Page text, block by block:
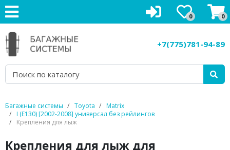
0 0
+7(775)781-94-89
Багажные системы Toyota
Matrix
I (E130) [2002-2008] универсал без рейлингов
Крепления для лыж
Крепления для лыж для
Багажники на крышу
Рейлинги на крышу
Боксы на крышу
Велокрепления
Крепления для лыж
Грузовые корзины